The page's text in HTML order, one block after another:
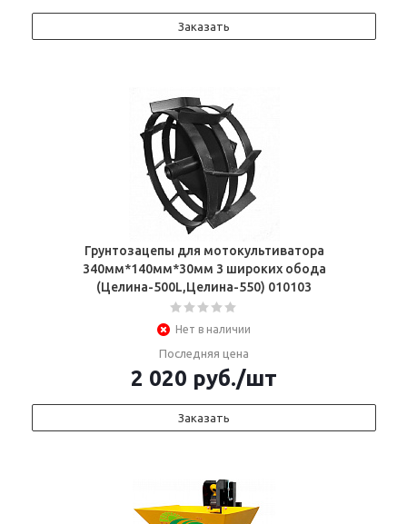
Заказать
Грунтозацепы для мотокультиватора
340мм*140мм*30мм 3 широких обода
(Целина-500L,Целина-550) 010103
Нет в наличии
Последняя цена
2 020 руб./шт
Заказать